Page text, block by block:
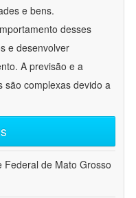
e bens.
desses
e desenvolver
A previsão e a
são complexas devido a
Federal de Mato Grosso